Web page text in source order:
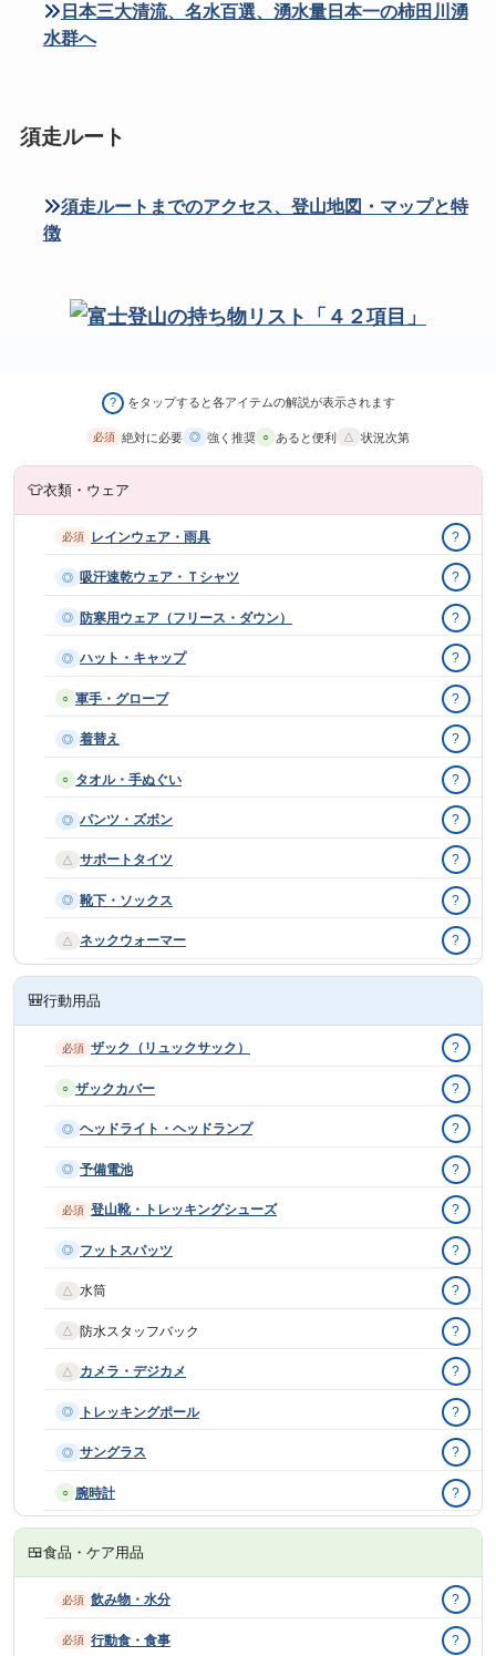
日本三大清流、名水百選、湧水量日本一の柿田川湧
水群へ
須走ルート
須走ルートまでのアクセス、登山地図・マップと特
徴
? をタップすると各アイテムの解説が表示されます
必須 絶対に必要 ◎ 強く推奨 ○ あると便利 △ 状況次第
👕衣類・ウェア
必須 レインウェア・雨具 ?
◎ 吸汗速乾ウェア・Ｔシャツ ?
◎ 防寒用ウェア（フリース・ダウン） ?
◎ ハット・キャップ ?
○ 軍手・グローブ ?
◎ 着替え ?
○ タオル・手ぬぐい ?
◎ パンツ・ズボン ?
△ サポートタイツ ?
◎ 靴下・ソックス ?
△ ネックウォーマー ?
🎒行動用品
必須 ザック（リュックサック） ?
○ ザックカバー ?
◎ ヘッドライト・ヘッドランプ ?
◎ 予備電池 ?
必須 登山靴・トレッキングシューズ ?
◎ フットスパッツ ?
△ 水筒 ?
△ 防水スタッフバック ?
△ カメラ・デジカメ ?
◎ トレッキングポール ?
◎ サングラス ?
○ 腕時計 ?
🍱食品・ケア用品
必須 飲み物・水分 ?
必須 行動食・食事 ?